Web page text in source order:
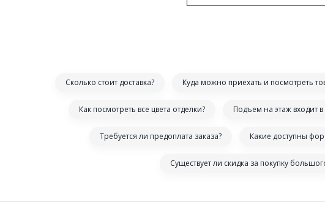
Сколько стоит доставка? Куда можно приехать и посмотреть
Как посмотреть все цвета отделки? Подъем на этаж входит в
Требуется ли предоплата заказа? Какие доступны
Существует ли скидка за покупку